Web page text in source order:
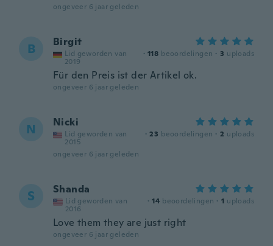
ongeveer 6 jaar geleden
B Birgit
Lid geworden van
2019
· 118 beoordelingen · 3 uploads
Für den Preis ist der Artikel ok.
ongeveer 6 jaar geleden
N Nicki
Lid geworden van
2015
· 23 beoordelingen · 2 uploads
ongeveer 6 jaar geleden
S Shanda
Lid geworden van
2016
· 14 beoordelingen · 1 uploads
Love them they are just right
ongeveer 6 jaar geleden